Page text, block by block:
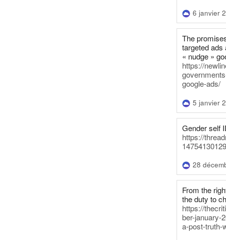
6 janvier
The
targeted ads
« nudge »
https://
google-ads/
5 janvier
Gender self
https://
28
From the
the duty to
https://
ber-january-
a-post-truth-